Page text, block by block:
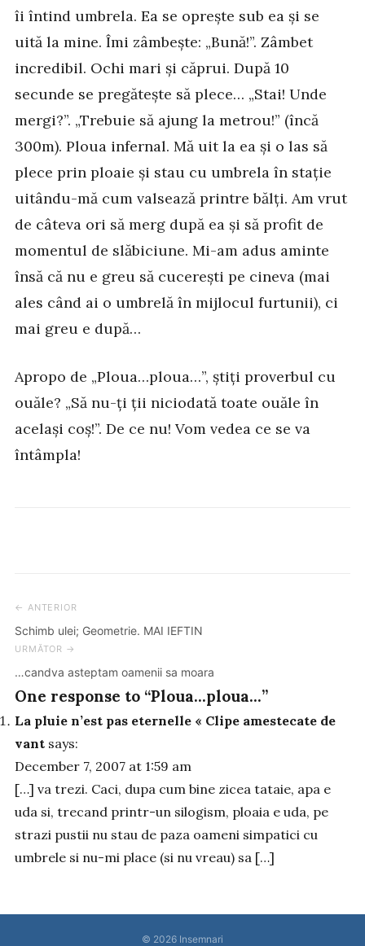
îi întind umbrela. Ea se oprește sub ea și se
uită la mine. Îmi zâmbește: „Bună!”. Zâmbet
incredibil. Ochi mari și căprui. După 10
secunde se pregătește să plece… „Stai! Unde
mergi?”. „Trebuie să ajung la metrou!” (încă
300m). Ploua infernal. Mă uit la ea și o las să
plece prin ploaie și stau cu umbrela în stație
uitându-mă cum valsează printre bălți. Am vrut
de câteva ori să merg după ea și să profit de
momentul de slăbiciune. Mi-am adus aminte
însă că nu e greu să cucerești pe cineva (mai
ales când ai o umbrelă în mijlocul furtunii), ci
mai greu e după…
Apropo de „Ploua…ploua…”, știți proverbul cu
ouăle? „Să nu-ți ții niciodată toate ouăle în
același coș!”. De ce nu! Vom vedea ce se va
întâmpla!
Post
navigation
← ANTERIOR
Schimb ulei; Geometrie. MAI IEFTIN
URMĂTOR →
…candva asteptam oamenii sa moara
One response to “Ploua…ploua…”
La pluie n’est pas eternelle « Clipe amestecate de
vant says:
December 7, 2007 at 1:59 am
[…] va trezi. Caci, dupa cum bine zicea tataie, apa e
uda si, trecand printr-un silogism, ploaia e uda, pe
strazi pustii nu stau de paza oameni simpatici cu
umbrele si nu-mi place (si nu vreau) sa […]
© 2026 Insemnari